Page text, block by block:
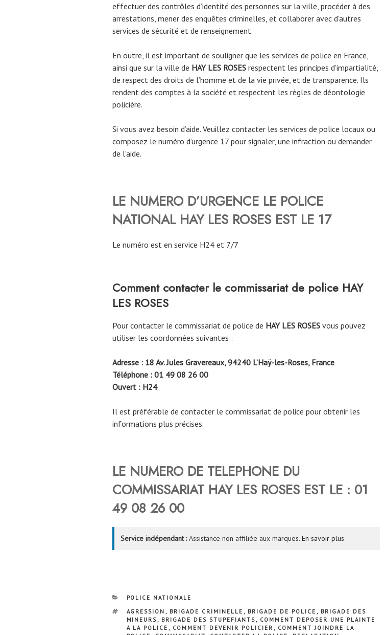
effectuer des contrôles d’identité des personnes sur la ville, procéder à des
arrestations, mener des enquêtes criminelles, et collaborer avec d’autres
services de sécurité et de renseignement.
En outre, il est important de souligner que les services de police en France,
ainsi que sur la ville de HAY LES ROSES respectent les principes d’impartialité,
de respect des droits de l’homme et de la vie privée, et de transparence. Ils
rendent des comptes à la société et respectent les règles de déontologie
policière.
Si vous avez besoin d’aide. Veuillez contacter les services de police locaux ou
composez le numéro d’urgence 17 pour signaler, une infraction ou demander
de l’aide.
LE NUMERO D’URGENCE LE POLICE
NATIONAL HAY LES ROSES EST LE 17
Le numéro est en service H24 et 7/7
Comment contacter le commissariat de police HAY
LES ROSES
Pour contacter le commissariat de police de HAY LES ROSES vous pouvez
utiliser les coordonnées suivantes :
Adresse : 18 Av. Jules Gravereaux, 94240 L’Haÿ-les-Roses, France
Téléphone : 01 49 08 26 00
Ouvert : H24
Il est préférable de contacter le commissariat de police pour obtenir les
informations plus précises.
LE NUMERO DE TELEPHONE DU
COMMISSARIAT HAY LES ROSES EST LE : 01
49 08 26 00
Service indépendant :Assistance non affiliée aux marques. En savoir plus
CATÉGORIES
POLICE NATIONALE
ÉTIQUETTES
AGRESSION , BRIGADE CRIMINELLE , BRIGADE DE POLICE , BRIGADE DES
MINEURS, BRIGADE DES STUPEFIANTS, COMMENT DEPOSER UNE PLAINTE
A LA POLICE , COMMENT DEVENIR POLICIER , COMMENT JOINDRE LA